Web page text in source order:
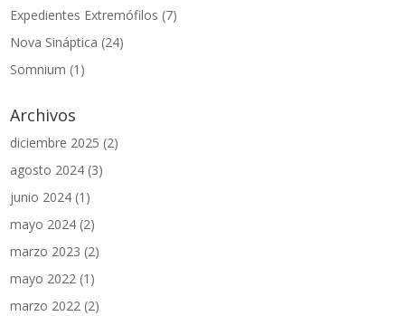
Expedientes Extremófilos (7)
Nova Sináptica (24)
Somnium (1)
Archivos
diciembre 2025 (2)
agosto 2024 (3)
junio 2024 (1)
mayo 2024 (2)
marzo 2023 (2)
mayo 2022 (1)
marzo 2022 (2)